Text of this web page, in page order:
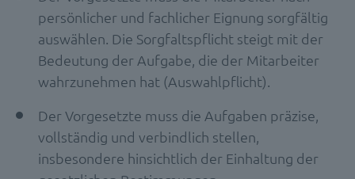
persönlicher und fachlicher Eignung sorgfältig
auswählen. Die Sorgfaltspflicht steigt mit der
Bedeutung der Aufgabe, die der Mitarbeiter
wahrzunehmen hat (Auswahlpflicht).
Der Vorgesetzte muss die Aufgaben präzise,
vollständig und verbindlich stellen,
insbesondere hinsichtlich der Einhaltung der